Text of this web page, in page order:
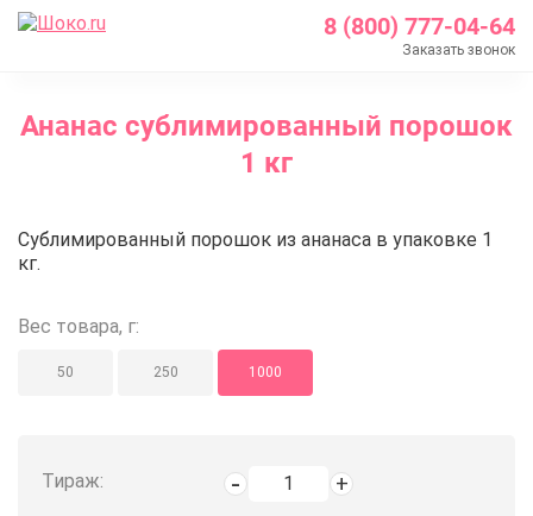
8 (800) 777-04-64
Заказать звонок
Каталог
Кондитерские ингредиенты
Ананас сублимированный порошок 1 кг
Ананас сублимированный порошок
1 кг
Ананас сублимированный
Сублимированный порошок из ананаса в упаковке 1
кг.
Вес товара, г:
50 250 1000
Тираж: